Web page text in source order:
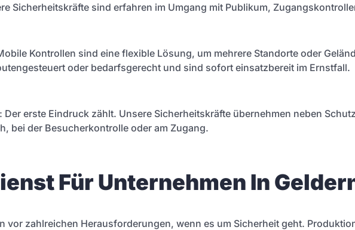
Sicherheitskräfte sind erfahren im Umgang mit Publikum,
Kontrollen sind eine flexible Lösung, um mehrere Standorte oder
oder bedarfsgerecht und sind sofort einsatzbereit im Ernstfall.
: Der erste Eindruck zählt. Unsere Sicherheitskräfte übernehmen neben
bei der Besucherkontrolle oder am Zugang.
Für Unternehmen In
vor zahlreichen Herausforderungen, wenn es um Sicherheit geht.